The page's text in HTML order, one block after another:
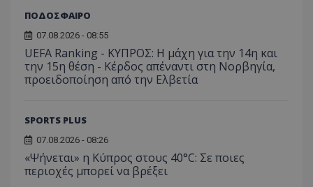
ΠΟΔΟΣΦΑΙΡΟ
07.08.2026 - 08:55
UEFA Ranking - ΚΥΠΡΟΣ: Η μάχη για την 14η και
την 15η θέση - Κέρδος απέναντι στη Νορβηγία,
προειδοποίηση από την Ελβετία
SPORTS PLUS
07.08.2026 - 08:26
«Ψήνεται» η Κύπρος στους 40°C: Σε ποιες
περιοχές μπορεί να βρέξει